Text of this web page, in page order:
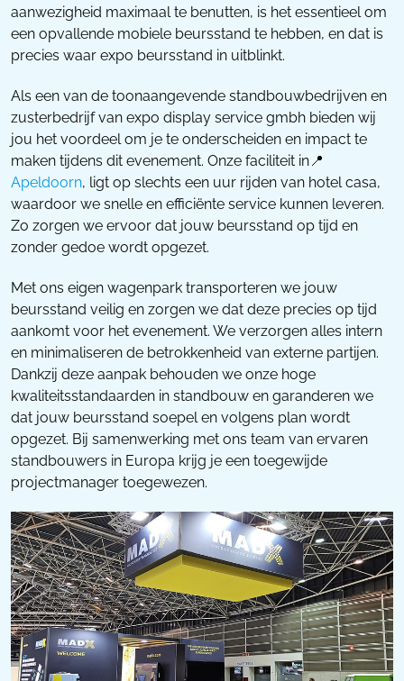
aanwezigheid maximaal te benutten, is het essentieel om
een opvallende mobiele beursstand te hebben, en dat is
precies waar expo beursstand in uitblinkt.
Als een van de toonaangevende standbouwbedrijven en
zusterbedrijf van expo display service gmbh bieden wij
jou het voordeel om je te onderscheiden en impact te
maken tijdens dit evenement. Onze faciliteit in📍
Apeldoorn, ligt op slechts een uur rijden van hotel casa,
waardoor we snelle en efficiënte service kunnen leveren.
Zo zorgen we ervoor dat jouw beursstand op tijd en
zonder gedoe wordt opgezet.
Met ons eigen wagenpark transporteren we jouw
beursstand veilig en zorgen we dat deze precies op tijd
aankomt voor het evenement. We verzorgen alles intern
en minimaliseren de betrokkenheid van externe partijen.
Dankzij deze aanpak behouden we onze hoge
kwaliteitsstandaarden in standbouw en garanderen we
dat jouw beursstand soepel en volgens plan wordt
opgezet. Bij samenwerking met ons team van ervaren
standbouwers in Europa krijg je een toegewijde
projectmanager toegewezen.